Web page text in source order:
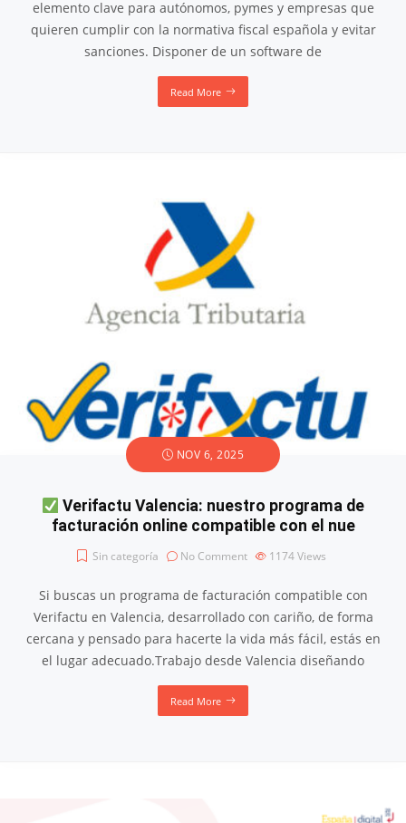
elemento clave para autónomos, pymes y empresas que
quieren cumplir con la normativa fiscal española y evitar
sanciones. Disponer de un software de
Read More
NOV 6, 2025
Verifactu Valencia: nuestro programa de
facturación online compatible con el nue
Sin categoría No Comment 1174Views
Si buscas un programa de facturación compatible con
Verifactu en Valencia, desarrollado con cariño, de forma
cercana y pensado para hacerte la vida más fácil, estás en
el lugar adecuado.Trabajo desde Valencia diseñando
Read More